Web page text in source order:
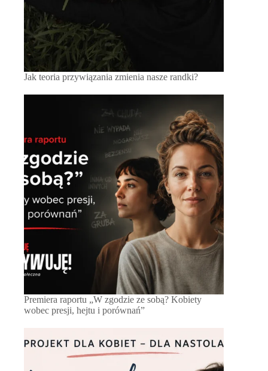
Jak teoria przywiązania zmienia nasze randki?
Premiera raportu „W zgodzie ze sobą? Kobiety
wobec presji, hejtu i porównań”